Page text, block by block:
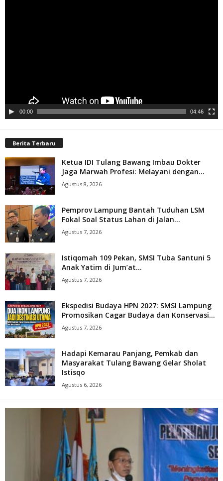
00:00 04:46
Berita Terbaru
Ketua IDI Tulang Bawang Imbau Dokter
Jaga Marwah Profesi: Melayani dengan...
Agustus 8, 2026
Pemprov Lampung Bantah Tuduhan LSM
Fokal Soal Status Lahan di Jalan...
Agustus 7, 2026
Istiqomah 109 Pekan, SMSI Tuba Santuni 5
Anak Yatim di Jum’at...
Agustus 7, 2026
Ekspedisi Budaya HPN 2027: SMSI Lampung
Promosikan Cagar Budaya dan Konservasi...
Agustus 7, 2026
Hadapi Kemarau Panjang, Pemkab dan
Masyarakat Tulang Bawang Gelar Sholat
Istisqo
Agustus 6, 2026